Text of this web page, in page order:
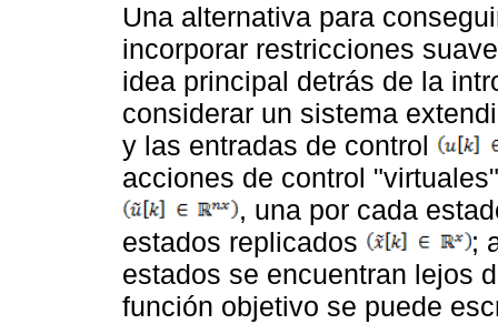
Una alternativa para
incorporar restricciones
idea principal detrás de la
considerar un sistema
y las entradas de control
acciones de control
, una por cada
estados replicados
;
estados se encuentran lejos
función objetivo se puede